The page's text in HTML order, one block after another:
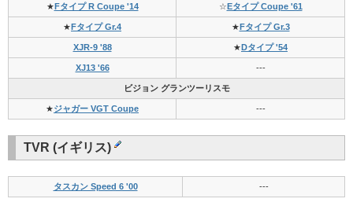
★Fタイプ R Coupe '14 ☆Eタイプ Coupe '61
★Fタイプ Gr.4 ★Fタイプ Gr.3
XJR-9 '88 ★Dタイプ '54
XJ13 '66 ---
ビジョン グランツーリスモ
★ジャガー VGT Coupe ---
TVR (イギリス)
タスカン Speed 6 '00 ---